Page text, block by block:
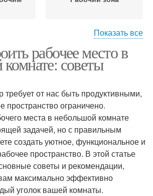
Мебель для рабочего
Штрих к рабочему
Маленький рабочий
Показать все
рабочее место в
советы
от нас быть продуктивными,
пространство ограничено.
места в небольшой комнате
задачей, но с правильным
создать уютное, функциональное и
пространство. В этой статье
советы и рекомендации,
максимально эффективно
уголок вашей комнаты.